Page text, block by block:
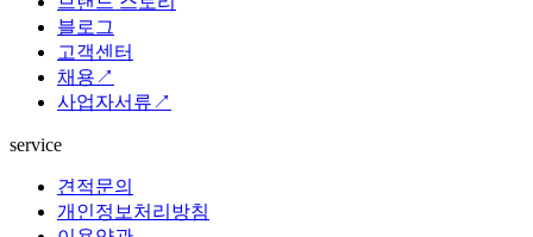
블로그
고객센터
채용↗
사업자서류↗
service
견적문의
개인정보처리방침